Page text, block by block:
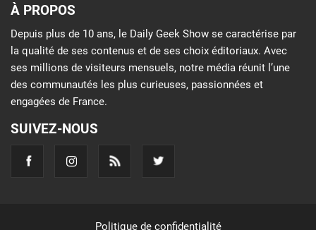
À PROPOS
Depuis plus de 10 ans, le Daily Geek Show se caractérise par
la qualité de ses contenus et de ses choix éditoriaux. Avec
ses millions de visiteurs mensuels, notre média réunit l’une
des communautés les plus curieuses, passionnées et
engagées de France.
SUIVEZ-NOUS
Politique de confidentialité